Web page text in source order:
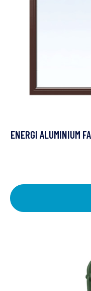
ENERGI ALUMINIUM